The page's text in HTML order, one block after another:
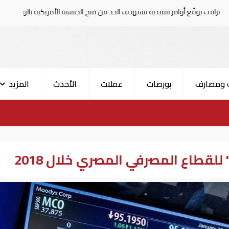
تنفيذية تستهدف الحد من منح الجنسية الأمريكية بالولادة
ومصارف بورصات عملات الأحدث المزيد
المصرفي المصري خلال 2018